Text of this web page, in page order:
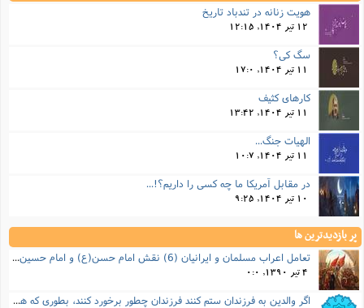
هویت زنانه در تندباد تاریخ
12 تیر 1404, 12:15
سگ کی؟
11 تیر 1404, 17:0
کارهای کثیف
11 تیر 1404, 13:42
الهیات جنگ...
11 تیر 1404, 10:7
در مقابل آمریکا ما چه کسی را داریم؟!...
10 تیر 1404, 9:25
پر بازدیدترین ها
تعامل اعراب مسلمان و ایرانیان (6) نقش امام حسن(ع) و امام حسین(ع) در فتح ایران
4 تیر 1390, 0:0
اگر والدین به فرزندان ستم کنند فرزندان چطور برخورد کنند، بطوری که هم موجب ناراحتی آنها نشود و هم بتوانند آنها را امر به معروف و نهی از منکر کنند، و اگر نصیحت تأثیر نداشت چطور باید با آنها برخورد کرد؟